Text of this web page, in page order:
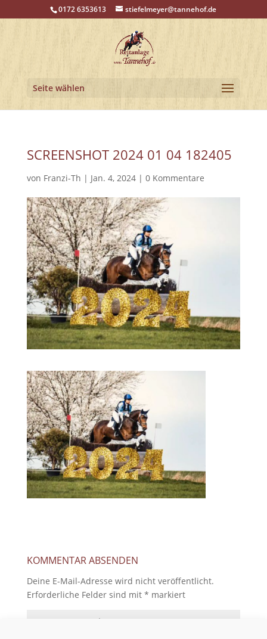
0172 6353613 stiefelmeyer@tannehof.de
Seite wählen
SCREENSHOT 2024 01 04 182405
von Franzi-Th | Jan. 4, 2024| 0 Kommentare
KOMMENTAR ABSENDEN
Deine E-Mail-Adresse wird nicht veröffentlicht.
Erforderliche Felder sind mit * markiert